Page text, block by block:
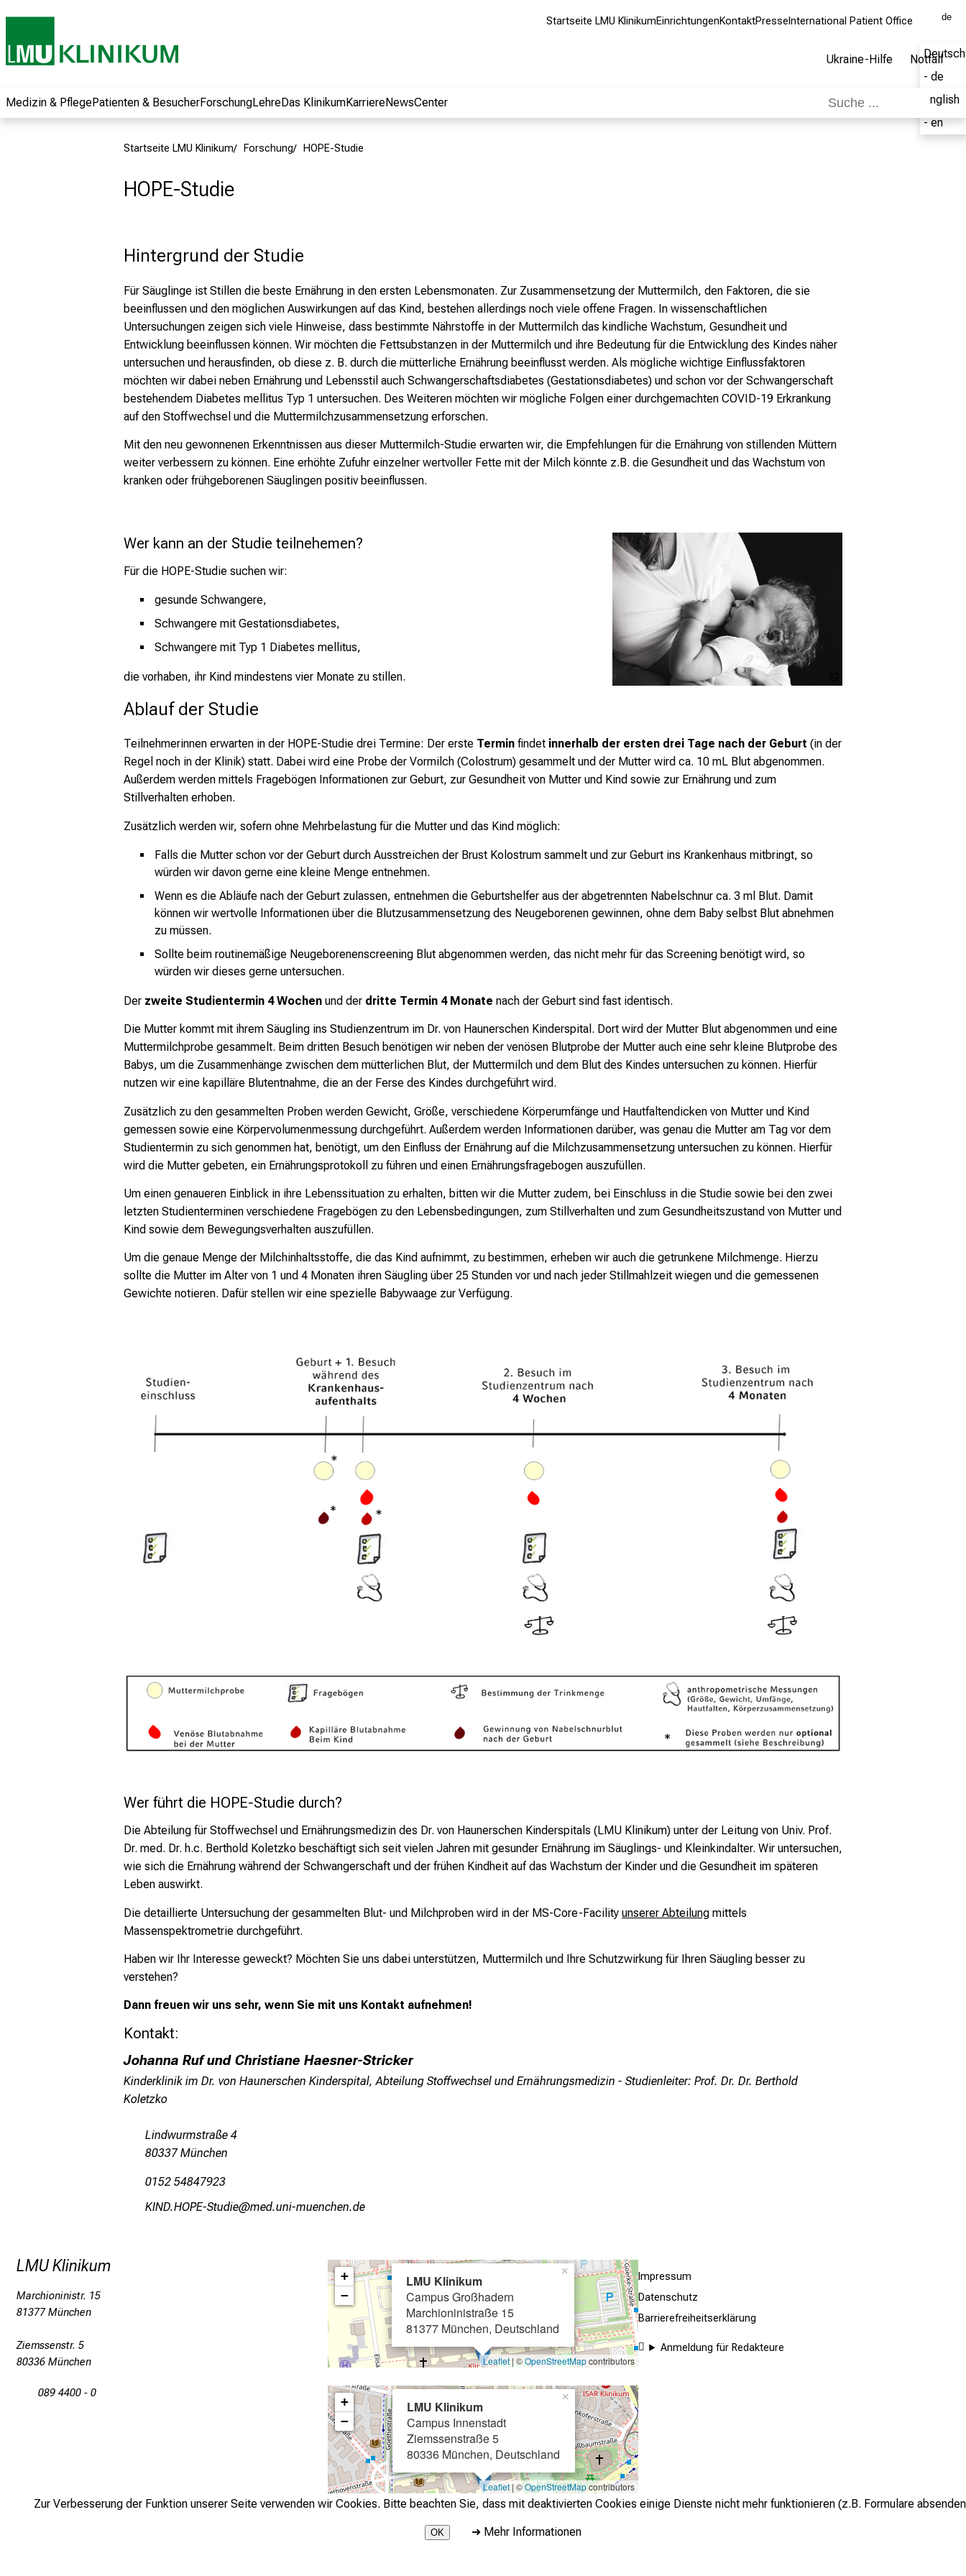
Zur Verbesserung der Funktion unserer Seite verwenden wir Cookies. Bitte beachten Sie, dass mit deaktivierten Cookies einige Dienste nicht mehr funktionieren (z.B. Formulare
OK ➜ Mehr Informationen
Startseite LMU KlinikumEinrichtungenKontaktPresse International Patient Office de
Deutsch
- de
English
- en
Ukraine-Hilfe Notfall
Medizin & PflegePatienten & BesucherForschungLehreDas KlinikumKarriereNewsCenter
Startseite LMU Klinikum Forschung HOPE-Studie
HOPE-Studie
Hintergrund der Studie
Für Säuglinge ist Stillen die beste Ernährung in den ersten Lebensmonaten. Zur Zusammensetzung der Muttermilch, den Faktoren, die sie
beeinflussen und den möglichen Auswirkungen auf das Kind, bestehen allerdings noch viele offene Fragen. In wissenschaftlichen
Untersuchungen zeigen sich viele Hinweise, dass bestimmte Nährstoffe in der Muttermilch das kindliche Wachstum, Gesundheit und
Entwicklung beeinflussen können. Wir möchten die Fettsubstanzen in der Muttermilch und ihre Bedeutung für die Entwicklung des Kindes näher
untersuchen und herausfinden, ob diese z. B. durch die mütterliche Ernährung beeinflusst werden. Als mögliche wichtige Einflussfaktoren
möchten wir dabei neben Ernährung und Lebensstil auch Schwangerschaftsdiabetes (Gestationsdiabetes) und schon vor der Schwangerschaft
bestehendem Diabetes mellitus Typ 1 untersuchen. Des Weiteren möchten wir mögliche Folgen einer durchgemachten COVID-19 Erkrankung
auf den Stoffwechsel und die Muttermilchzusammensetzung erforschen.
Mit den neu gewonnenen Erkenntnissen aus dieser Muttermilch-Studie erwarten wir, die Empfehlungen für die Ernährung von stillenden Müttern
weiter verbessern zu können. Eine erhöhte Zufuhr einzelner wertvoller Fette mit der Milch könnte z.B. die Gesundheit und das Wachstum von
kranken oder frühgeborenen Säuglingen positiv beeinflussen.
Wer kann an der Studie teilnehemen?
Für die HOPE-Studie suchen wir:
gesunde Schwangere,
Schwangere mit Gestationsdiabetes,
Schwangere mit Typ 1 Diabetes mellitus,
die vorhaben, ihr Kind mindestens vier Monate zu stillen.
Ablauf der Studie
Teilnehmerinnen erwarten in der HOPE-Studie drei Termine: Der erste Termin findet innerhalb der ersten drei Tage nach der Geburt (in der
Regel noch in der Klinik) statt. Dabei wird eine Probe der Vormilch (Colostrum) gesammelt und der Mutter wird ca. 10 mL Blut abgenommen.
Außerdem werden mittels Fragebögen Informationen zur Geburt, zur Gesundheit von Mutter und Kind sowie zur Ernährung und zum
Stillverhalten erhoben.
Zusätzlich werden wir, sofern ohne Mehrbelastung für die Mutter und das Kind möglich:
Falls die Mutter schon vor der Geburt durch Ausstreichen der Brust Kolostrum sammelt und zur Geburt ins Krankenhaus mitbringt, so
würden wir davon gerne eine kleine Menge entnehmen.
Wenn es die Abläufe nach der Geburt zulassen, entnehmen die Geburtshelfer aus der abgetrennten Nabelschnur ca. 3 ml Blut. Damit
können wir wertvolle Informationen über die Blutzusammensetzung des Neugeborenen gewinnen, ohne dem Baby selbst Blut abnehmen
zu müssen.
Sollte beim routinemäßige Neugeborenenscreening Blut abgenommen werden, das nicht mehr für das Screening benötigt wird, so
würden wir dieses gerne untersuchen.
Der zweite Studientermin 4 Wochen und der dritte Termin 4 Monate nach der Geburt sind fast identisch.
Die Mutter kommt mit ihrem Säugling ins Studienzentrum im Dr. von Haunerschen Kinderspital. Dort wird der Mutter Blut abgenommen und eine
Muttermilchprobe gesammelt. Beim dritten Besuch benötigen wir neben der venösen Blutprobe der Mutter auch eine sehr kleine Blutprobe des
Babys, um die Zusammenhänge zwischen dem mütterlichen Blut, der Muttermilch und dem Blut des Kindes untersuchen zu können. Hierfür
nutzen wir eine kapilläre Blutentnahme, die an der Ferse des Kindes durchgeführt wird.
Zusätzlich zu den gesammelten Proben werden Gewicht, Größe, verschiedene Körperumfänge und Hautfaltendicken von Mutter und Kind
gemessen sowie eine Körpervolumenmessung durchgeführt. Außerdem werden Informationen darüber, was genau die Mutter am Tag vor dem
Studientermin zu sich genommen hat, benötigt, um den Einfluss der Ernährung auf die Milchzusammensetzung untersuchen zu können. Hierfür
wird die Mutter gebeten, ein Ernährungsprotokoll zu führen und einen Ernährungsfragebogen auszufüllen.
Um einen genaueren Einblick in ihre Lebenssituation zu erhalten, bitten wir die Mutter zudem, bei Einschluss in die Studie sowie bei den zwei
letzten Studienterminen verschiedene Fragebögen zu den Lebensbedingungen, zum Stillverhalten und zum Gesundheitszustand von Mutter und
Kind sowie dem Bewegungsverhalten auszufüllen.
Um die genaue Menge der Milchinhaltsstoffe, die das Kind aufnimmt, zu bestimmen, erheben wir auch die getrunkene Milchmenge. Hierzu
sollte die Mutter im Alter von 1 und 4 Monaten ihren Säugling über 25 Stunden vor und nach jeder Stillmahlzeit wiegen und die gemessenen
Gewichte notieren. Dafür stellen wir eine spezielle Babywaage zur Verfügung.
Wer führt die HOPE-Studie durch?
Die Abteilung für Stoffwechsel und Ernährungsmedizin des Dr. von Haunerschen Kinderspitals (LMU Klinikum) unter der Leitung von Univ. Prof.
Dr. med. Dr. h.c. Berthold Koletzko beschäftigt sich seit vielen Jahren mit gesunder Ernährung im Säuglings- und Kleinkindalter. Wir untersuchen,
wie sich die Ernährung während der Schwangerschaft und der frühen Kindheit auf das Wachstum der Kinder und die Gesundheit im späteren
Leben auswirkt.
Die detaillierte Untersuchung der gesammelten Blut- und Milchproben wird in der MS-Core-Facility unserer Abteilung mittels
Massenspektrometrie durchgeführt.
Haben wir Ihr Interesse geweckt? Möchten Sie uns dabei unterstützen, Muttermilch und Ihre Schutzwirkung für Ihren Säugling besser zu
verstehen?
Dann freuen wir uns sehr, wenn Sie mit uns Kontakt aufnehmen!
Kontakt:
Johanna Ruf und Christiane Haesner-Stricker
Kinderklinik im Dr. von Haunerschen Kinderspital, Abteilung Stoffwechsel und Ernährungsmedizin - Studienleiter: Prof. Dr. Dr. Berthold
Koletzko
Lindwurmstraße 4
80337 München
0152 54847923
ÜETMeZÉPN_Rbfmli
vim-ful_vfiuyziu-mi
Informationen zu
Jobs, Ausbildungen
Weiterbildungen.
Kommen Sie
lassen Sie sich von
begeistern – ganz
unverbindlich und
mehr Informationen
LMU Klinikum
Marchioninistr. 15
81377 München
Ziemssenstr. 5
80336 München
089 4400 - 0
LMU Klinikum
Campus Großhadern
Marchioninistraße 15
81377 München, Deutschland
×
+
−
Leaflet | ©OpenStreetMapcontributors
LMU Klinikum
Campus Innenstadt
Ziemssenstraße 5
80336 München, Deutschland
×
+
−
Leaflet | ©OpenStreetMapcontributors
Impressum
Datenschutz
Barrierefreiheitserklärung
Anmeldung für Redakteure